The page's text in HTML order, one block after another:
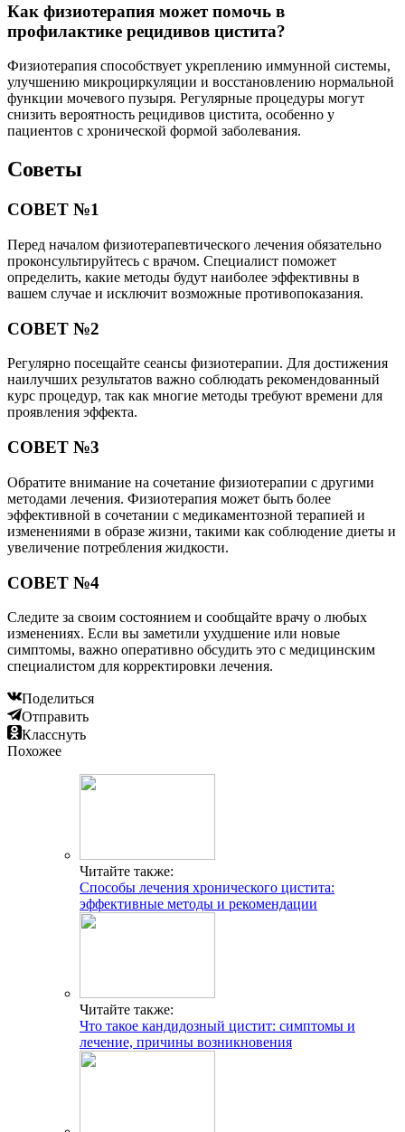
Как физиотерапия может помочь в
профилактике рецидивов цистита?
Физиотерапия способствует укреплению иммунной системы,
улучшению микроциркуляции и восстановлению нормальной
функции мочевого пузыря. Регулярные процедуры могут
снизить вероятность рецидивов цистита, особенно у
пациентов с хронической формой заболевания.
Советы
СОВЕТ №1
Перед началом физиотерапевтического лечения обязательно
проконсультируйтесь с врачом. Специалист поможет
определить, какие методы будут наиболее эффективны в
вашем случае и исключит возможные противопоказания.
СОВЕТ №2
Регулярно посещайте сеансы физиотерапии. Для достижения
наилучших результатов важно соблюдать рекомендованный
курс процедур, так как многие методы требуют времени для
проявления эффекта.
СОВЕТ №3
Обратите внимание на сочетание физиотерапии с другими
методами лечения. Физиотерапия может быть более
эффективной в сочетании с медикаментозной терапией и
изменениями в образе жизни, такими как соблюдение диеты и
увеличение потребления жидкости.
СОВЕТ №4
Следите за своим состоянием и сообщайте врачу о любых
изменениях. Если вы заметили ухудшение или новые
симптомы, важно оперативно обсудить это с медицинским
специалистом для корректировки лечения.
Поделиться
Отправить
Класснуть
Похожее
Читайте также:
Способы лечения хронического цистита:
эффективные методы и рекомендации
Читайте также:
Что такое кандидозный цистит: симптомы и
лечение, причины возникновения